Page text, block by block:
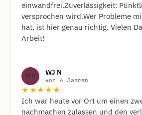
einwandfrei. ​Zuverlässigkeit:
versprochen wird. ​Wer Probleme
hat, ist hier genau richtig. Vielen
Arbeit!
WN WJ N
vor 4 Jahren
★★★★★
Ich war heute vor Ort um einen
nachmachen zulassen und den